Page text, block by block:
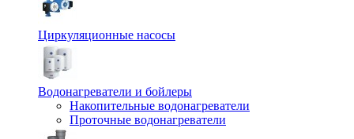
Циркуляционные насосы
Водонагреватели и бойлеры
Накопительные водонагреватели
Проточные водонагреватели